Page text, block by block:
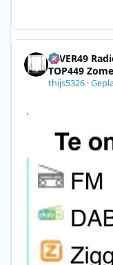
4EVER49
TOP449
thijs5326 ·
.